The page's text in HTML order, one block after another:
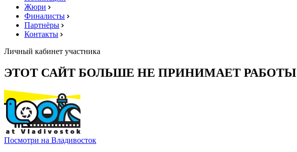
Жюри
Финалисты
Партнёры
Контакты
Личный кабинет участника
ЭТОТ САЙТ БОЛЬШЕ НЕ ПРИНИМАЕТ РАБОТЫ
Посмотри на Владивосток